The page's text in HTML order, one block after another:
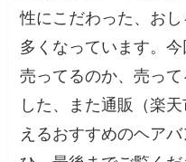
性にこだわった、お
多くなっています。
売ってるのか、売っ
した、また通販（楽
えるおすすめのヘア